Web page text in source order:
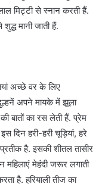
मिट्टी से स्नान करती हैं.
मानी जाती हैं.
अच्छे वर के लिए
अपने मायके में झूला
बातों का रस लेती हैं. प्रेम
हरी-हरी चूड़ियां, हरे
है. इसकी शीतल तासीर
मेहंदी जरूर लगाती
है. हरियाली तीज का